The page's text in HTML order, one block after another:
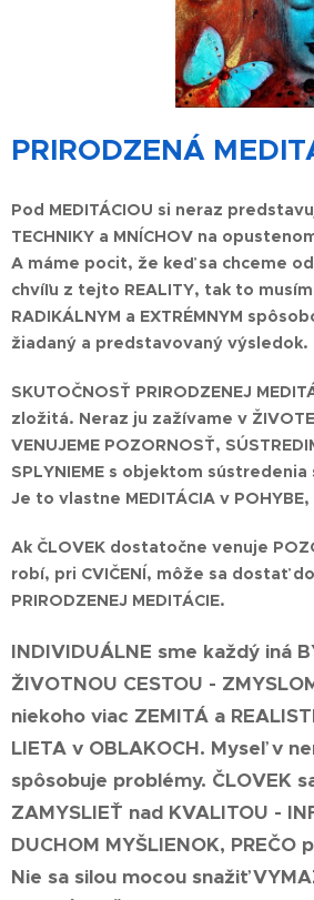
PRIRODZENÁ
Pod MEDITÁCIOU si neraz
TECHNIKY a MNÍCHOV na
A máme pocit, že keď sa chceme
chvíľu z tejto REALITY, tak to
RADIKÁLNYM a EXTRÉMNYM
žiadaný a predstavovaný výsledok.
SKUTOČNOSŤ PRIRODZENEJ
zložitá. Neraz ju zažívame v
VENUJEME POZORNOSŤ,
SPLYNIEME s objektom sústredenia
Je to vlastne MEDITÁCIA v POHYBE,
Ak ČLOVEK dostatočne venuje
robí, pri CVIČENÍ, môže sa dostať
PRIRODZENEJ MEDITÁCIE.
INDIVIDUÁLNE sme každý iná
ŽIVOTNOU CESTOU -
niekoho viac ZEMITÁ a
LIETA v OBLAKOCH. Myseľ v
spôsobuje problémy. ČLOVEK
ZAMYSLIEŤ nad KVALITOU -
DUCHOM MYŠLIENOK, PREČO
Nie sa silou mocou snažiť